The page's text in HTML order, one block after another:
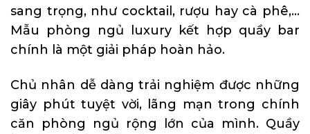
sang trọng, như cocktail, rượu hay cà phê,…
Mẫu phòng ngủ luxury kết hợp quầy bar
chính là một giải pháp hoàn hảo.
Chủ nhân dễ dàng trải nghiệm được những
giây phút tuyệt vời, lãng mạn trong chính
căn phòng ngủ rộng lớn của mình. Quầy